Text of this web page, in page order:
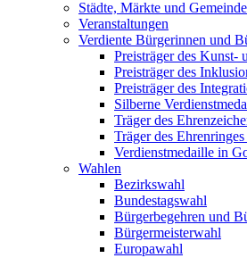
Städte, Märkte und
Veranstaltungen
Verdiente Bürgerinnen und
Preisträger des Kunst-
Preisträger des
Preisträger des
Silberne
Träger des
Träger des
Verdienstmedaille in
Wahlen
Bezirkswahl
Bundestagswahl
Bürgerbegehren und
Bürgermeisterwahl
Europawahl